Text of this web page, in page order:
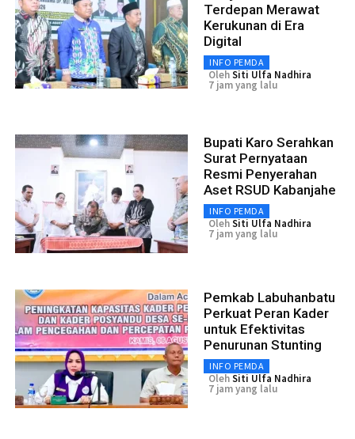
Terdepan Merawat
Kerukunan di Era
Digital
INFO PEMDA
OlehSiti Ulfa Nadhira
7 jam yang lalu
Bupati Karo Serahkan
Surat Pernyataan
Resmi Penyerahan
Aset RSUD Kabanjahe
INFO PEMDA
OlehSiti Ulfa Nadhira
7 jam yang lalu
Pemkab Labuhanbatu
Perkuat Peran Kader
untuk Efektivitas
Penurunan Stunting
INFO PEMDA
OlehSiti Ulfa Nadhira
7 jam yang lalu